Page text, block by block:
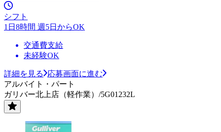
シフト
1日8時間 週5日からOK
交通費支給
未経験OK
詳細を見る
応募画面に進む
アルバイト・パート
ガリバー北上店（軽作業）/5G01232L